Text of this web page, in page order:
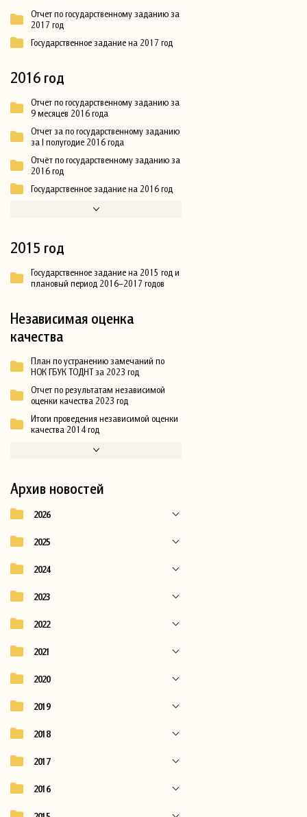
Отчет по государственному заданию за
2017 год
Государственное задание на 2017 год
2016 год
Отчет по государственному заданию за
9 месяцев 2016 года
Отчет за по государственному заданию
за I полугодие 2016 года
Отчёт по государственному заданию за
2016 год
Государственное задание на 2016 год
2015 год
Государственное задание на 2015 год и
плановый период 2016–2017 годов
Независимая оценка
качества
План по устранению замечаний по
НОК ГБУК ТОДНТ за 2023 год
Отчет по результатам независимой
оценки качества 2023 год
Итоги проведения независимой оценки
качества 2014 год
Архив новостей
2026
2025
2024
2023
2022
2021
2020
2019
2018
2017
2016